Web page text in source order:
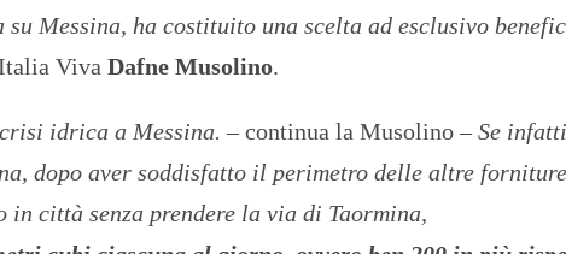
su Messina, ha costituito una scelta ad esclusivo
Viva Dafne Musolino.
idrica a Messina. – continua la Musolino –Se
dopo aver soddisfatto il perimetro delle altre
città senza prendere la via di Taormina,